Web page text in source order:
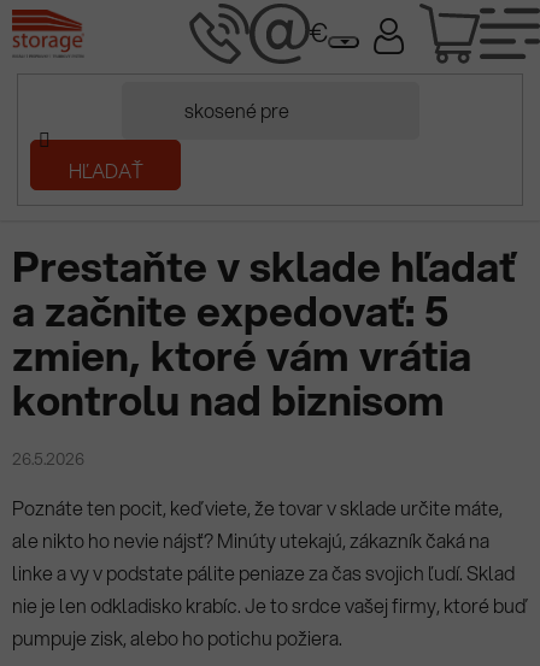
Prejsť
na
obsah
HĽADAŤ
Domov
Prečítaj si/Prestaňte v sklade hľadať a začnite expedovať: 5
zmien, ktoré vám vrátia kontrolu nad biznisom
Prestaňte v sklade hľadať
a začnite expedovať: 5
zmien, ktoré vám vrátia
kontrolu nad biznisom
26.5.2026
Poznáte ten pocit, keď viete, že tovar v sklade určite máte,
ale nikto ho nevie nájsť? Minúty utekajú, zákazník čaká na
linke a vy v podstate pálite peniaze za čas svojich ľudí. Sklad
nie je len odkladisko krabíc. Je to srdce vašej firmy, ktoré buď
pumpuje zisk, alebo ho potichu požiera.